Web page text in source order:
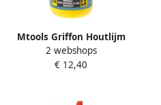
Mtools Griffon Houtlijm
KM45 Flacon 750 g NL FR DE
|
2 webshops
€ 12,40